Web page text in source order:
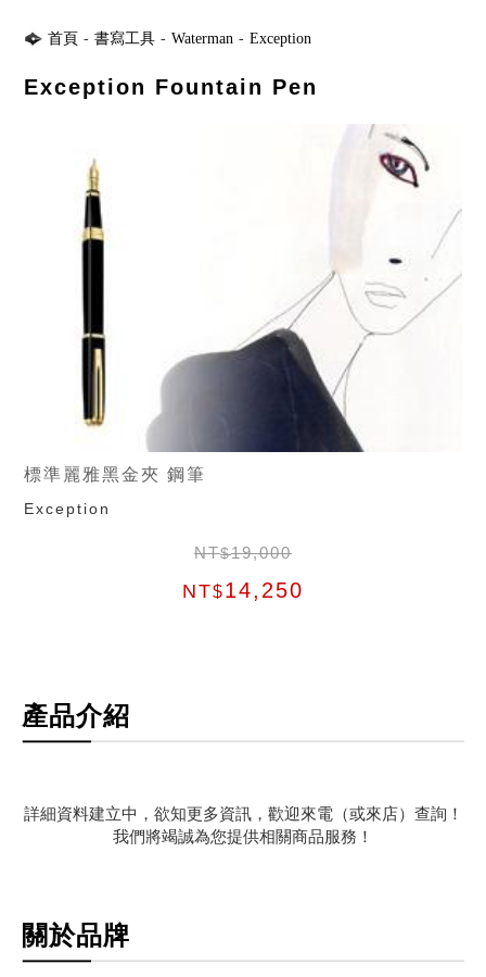
首頁 - 書寫工具 - Waterman - Exception
Exception Fountain Pen
標準麗雅黑金夾 鋼筆
Exception
NT$19,000
NT$14,250
產品介紹
詳細資料建立中，欲知更多資訊，歡迎來電（或來店）查詢！
我們將竭誠為您提供相關商品服務！
關於品牌